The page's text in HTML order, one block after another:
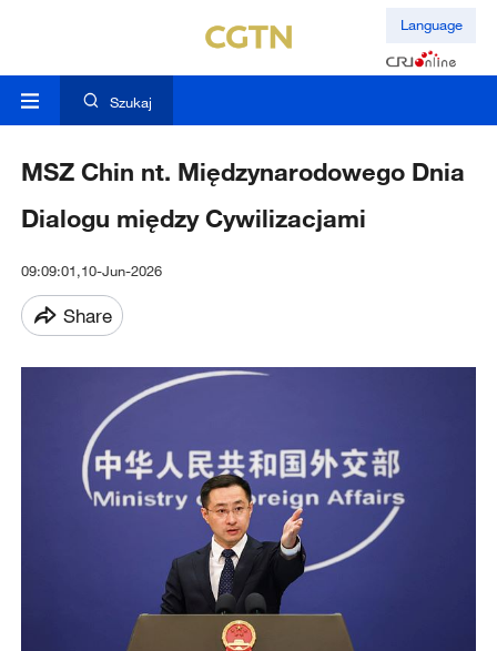
Language
Szukaj
MSZ Chin nt. Międzynarodowego Dnia
Dialogu między Cywilizacjami
09:09:01,10-Jun-2026
Share